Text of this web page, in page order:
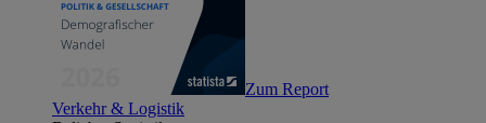
Zum Report
Verkehr & Logistik